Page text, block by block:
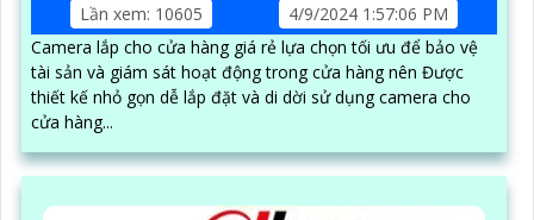
Lần xem: 10605
4/9/2024 1:57:06 PM
Camera lắp cho cửa hàng giá rẻ lựa chọn tối ưu để bảo vệ
tài sản và giám sát hoạt động trong cửa hàng nên Được
thiết kế nhỏ gọn dễ lắp đặt và di dời sử dụng camera cho
cửa hàng...